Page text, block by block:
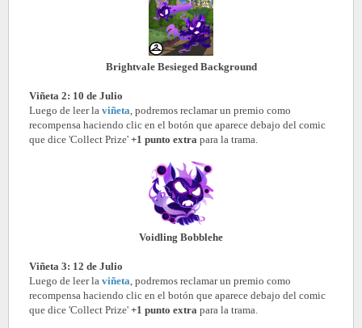
Brightvale Besieged Background
Viñeta 2: 10 de Julio
Luego de leer la viñeta , podremos reclamar un premio como
recompensa haciendo clic en el botón que aparece debajo del comic
que dice 'Collect Prize' +1 punto extra para la trama.
Voidling Bobblehe
Viñeta 3: 12 de Julio
Luego de leer la viñeta , podremos reclamar un premio como
recompensa haciendo clic en el botón que aparece debajo del comic
que dice 'Collect Prize' +1 punto extra para la trama.